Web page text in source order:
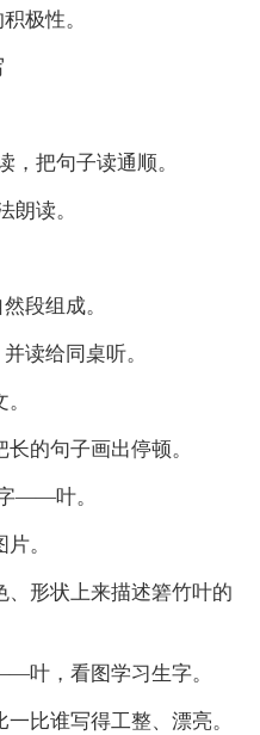
极性。
，把句子读通顺。
朗读。
段组成。
读给同桌听。
的句子画出停顿。
——叶。
。
、形状上来描述箬竹叶的
叶，看图学习生字。
比谁写得工整、漂亮。